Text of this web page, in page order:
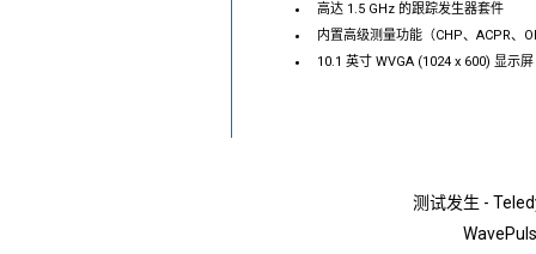
高达 1.5 GHz 的跟踪发生器套件
内置高级测量功能（CHP、ACPR、
10.1 英寸 WVGA (1024 x 600) 显示屏
测试发生 -